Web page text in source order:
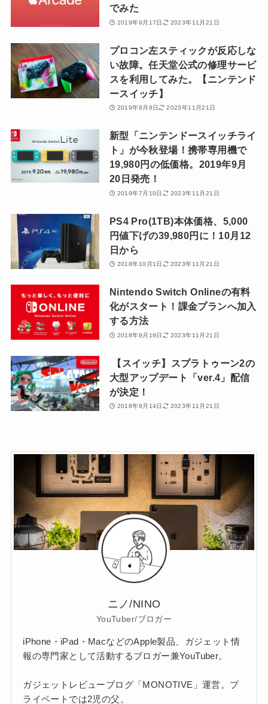
でみた
2019年9月17日 2023年11月21日
プロコン左スティックが反応しな
い故障。任天堂公式の修理サービ
スを利用してみた。【ニンテンド
ースイッチ】
2019年9月8日 2023年11月21日
新型「ニンテンドースイッチライ
ト」が今秋登場！携帯専用機で
19,980円の低価格。2019年9月
20日発売！
2019年7月10日 2023年11月21日
PS4 Pro(1TB)本体価格、5,000
円値下げの39,980円に！10月12
日から
2018年10月1日 2023年11月21日
Nintendo Switch Onlineの有料
化がスタート！課金プランへ加入
する方法
2018年9月19日 2023年11月21日
【スイッチ】スプラトゥーン2の
大型アップデート「ver.4」配信
が決定！
2018年9月14日 2023年11月21日
ニノ/NINO
YouTuber/ブロガー
iPhone・iPad・MacなどのApple製品、ガジェット情
報の専門家として活動するブロガー兼YouTuber。
ガジェットレビューブログ「MONOTIVE」運営。プ
ライベートでは2児の父。